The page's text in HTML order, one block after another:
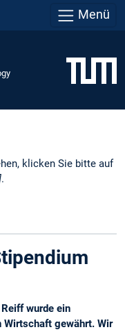
Menü
klicken Sie bitte auf
.
wurde ein
Wirtschaft gewährt. Wir